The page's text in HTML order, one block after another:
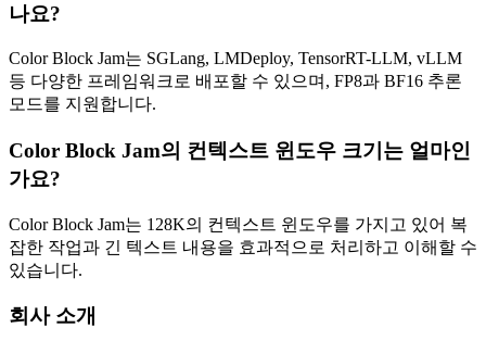
나요?
Color Block Jam는 SGLang, LMDeploy, TensorRT-LLM, vLLM
등 다양한 프레임워크로 배포할 수 있으며, FP8과 BF16 추론
모드를 지원합니다.
Color Block Jam의 컨텍스트 윈도우 크기는 얼마인
가요?
Color Block Jam는 128K의 컨텍스트 윈도우를 가지고 있어 복
잡한 작업과 긴 텍스트 내용을 효과적으로 처리하고 이해할 수
있습니다.
회사 소개